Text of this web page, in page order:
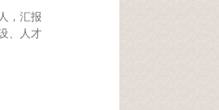
，汇报
、人才